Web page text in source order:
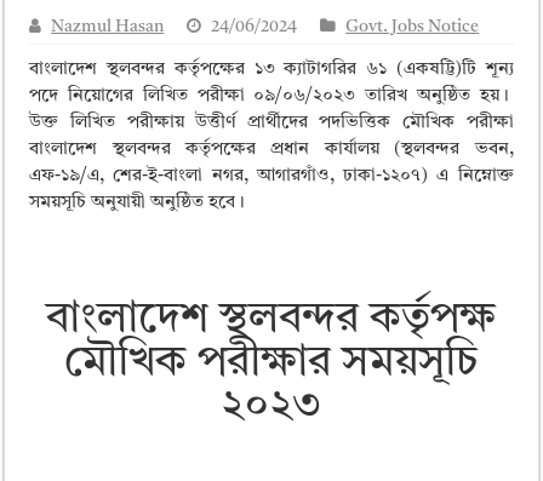
ময়মনসিংহ বোর্ড এইচএসসি রেজাল্ট ২০২৫ – HSC Result 2025 Mymensingh
দিনাজপুর বোর্ড এইচএসসি রেজাল্ট ২০২৫ – HSC Result 2025 Dinajpur Board
সিলেট বোর্ড এইচএসসি রেজাল্ট ২০২৫ – HSC Result 2025 Sylhet Board
Nazmul Hasan 24/06/2024 Govt. Jobs Notice
বাংলাদেশ স্থলবন্দর কর্তৃপক্ষের ১৩ ক্যাটাগরির ৬১ (একষট্টি)টি শূন্য
পদে নিয়োগের লিখিত পরীক্ষা ০৯/০৬/২০২৩ তারিখ অনুষ্ঠিত হয়।
উক্ত লিখিত পরীক্ষায় উত্তীর্ণ প্রার্থীদের পদভিত্তিক মৌখিক পরীক্ষা
বাংলাদেশ স্থলবন্দর কর্তৃপক্ষের প্রধান কার্যালয় (স্থলবন্দর ভবন,
এফ-১৯/এ, শের-ই-বাংলা নগর, আগারগাঁও, ঢাকা-১২০৭) এ নিম্নোক্ত
সময়সূচি অনুযায়ী অনুষ্ঠিত হবে।
বাংলাদেশ স্থলবন্দর কর্তৃপক্ষ
মৌখিক পরীক্ষার সময়সূচি
২০২৩